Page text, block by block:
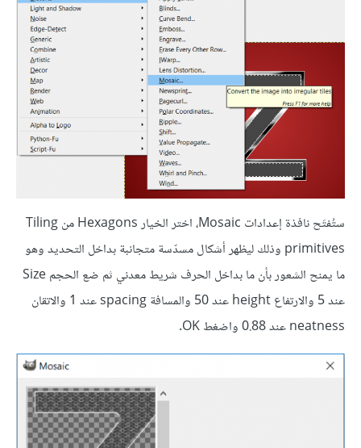
ستُفتَح نافذة إعدادات Mosaic، اختر الخيار Hexagons من Tiling
primitives وذلك ليظهر أشكال مسدّسة متجانبة بداخل التحديد وهو
ما يمنح الشعور بأن ما بداخل الحرف شريط معدني ثم ضع الحجم Size
عند 5 والارتفاع height عند 50 والمسافة spacing عند 1 والاتقان
neatness عند 0.88 واضغط OK.